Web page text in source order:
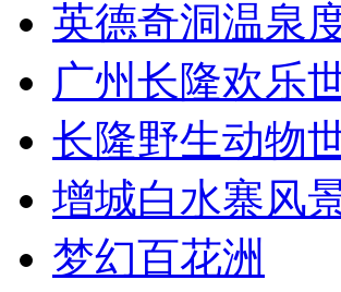
英德奇洞温泉
广州长隆欢乐
长隆野生动物
增城白水寨风
梦幻百花洲